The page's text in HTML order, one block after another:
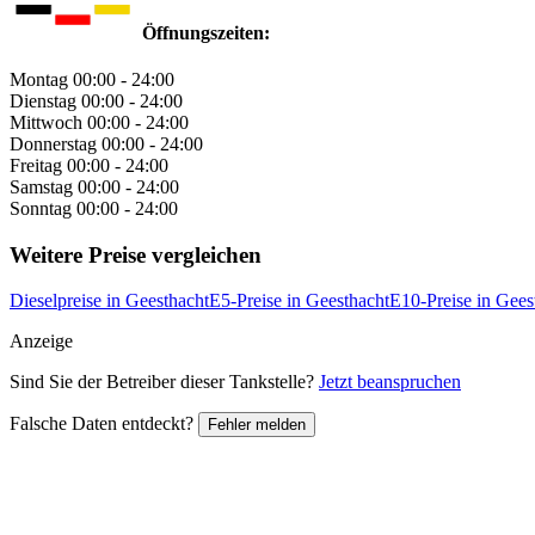
Öffnungszeiten:
Montag 00:00 - 24:00
Dienstag 00:00 - 24:00
Mittwoch 00:00 - 24:00
Donnerstag 00:00 - 24:00
Freitag 00:00 - 24:00
Samstag 00:00 - 24:00
Sonntag 00:00 - 24:00
Weitere Preise vergleichen
Dieselpreise in GeesthachtE5-Preise in GeesthachtE10-Preise in
Anzeige
Sind Sie der Betreiber dieser Tankstelle? Jetzt beanspruchen
Falsche Daten entdeckt? Fehler melden